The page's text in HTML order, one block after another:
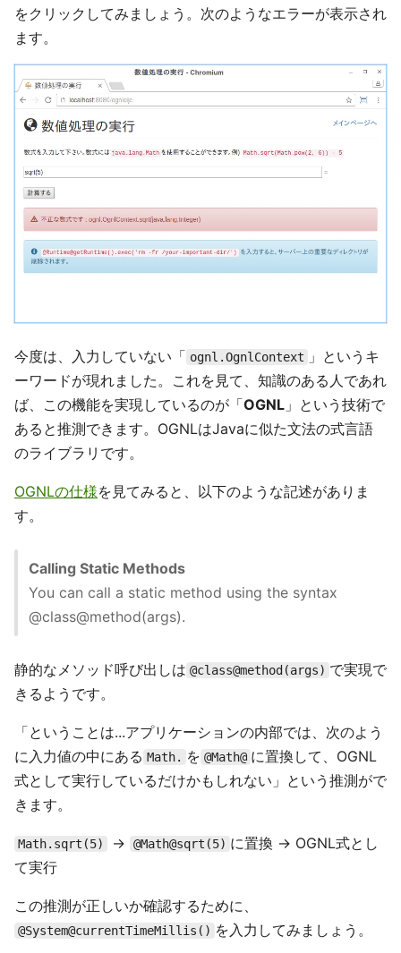
をクリックしてみましょう。次のようなエラーが表示され
ます。
今度は、入力していない「 ognl.OgnlContext
」というキ
ーワードが現れました。これを見て、知識のある人であれ
ば、この機能を実現しているのが「OGNL 」という技術で
あると推測できます。OGNLはJavaに似た文法の式言語
のライブラリです。
OGNLの仕様を見てみると、以下のような記述がありま
す。
Calling Static Methods
You can call a static method using the syntax
@class@method(args).
静的なメソッド呼び出しは @class@method(args) で実現で
きるようです。
「ということは...アプリケーションの内部では、次のよう
に入力値の中にある Math. を @Math@ に置換して、OGNL
式として実行しているだけかもしれない」という推測がで
きます。
Math.sqrt(5) → @Math@sqrt(5) に置換 → OGNL式とし
て実行
この推測が正しいか確認するために、
@System@currentTimeMillis() を入力してみましょう。